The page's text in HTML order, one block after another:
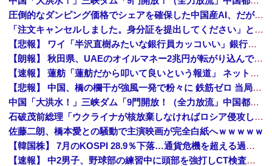
圧倒的なダンピング価格でシェアを確保した中国産AI、だが中国側が資金負担に耐えかねた結果……
「注文キャンセルしました。身分証を提出してください」とAmazonから突然のメール、怪しすぎるのでカスタマーに確認したら……
【悲報】 ワイ「半沢直樹みたいな銀行員カッコいい」銀行員の友人「あんな奴居ねえよ」
【朗報】 秋田県、UAEのオイルマネー2兆円が転がり込んでガチで東北最強になるぞｗｗｗｗｗｗｗ
【速報】 蓮舫「蓮舫だから叩いて良いという報道」 ネット「高市だから叩いて良いをやってるのがお前だろ」
【悲報】 中国、橋の欄干が強風一発で粉々に 鉄筋ゼロ 当局「接着剤でくっつけただけ」「正常で、品質問題はない」
中国「大洪水！」三峡ダム「9門開放！（全力放流」中国都市「三峡沿線の道路水没」中国政府「高速道路封鎖！」中国ダム「緊急放流に合わせて開門（土砂崩れ発生」→
石破茂前総理「ウクライナが核放棄しなければロシア侵攻しなかった」！
佐藤二朗、橋本愛との騒動で主演映画が完全白紙へｗｗｗｗｗ
【韓国株】 7月のKOSPI 28.9％下落…通貨危機を超える過去最大の下げ幅
【速報】 中2男子、野球部の練習中に頭部を強打しCT検査→70代医師「問題ないです」→中学生死亡「他人のCT画像みてました」